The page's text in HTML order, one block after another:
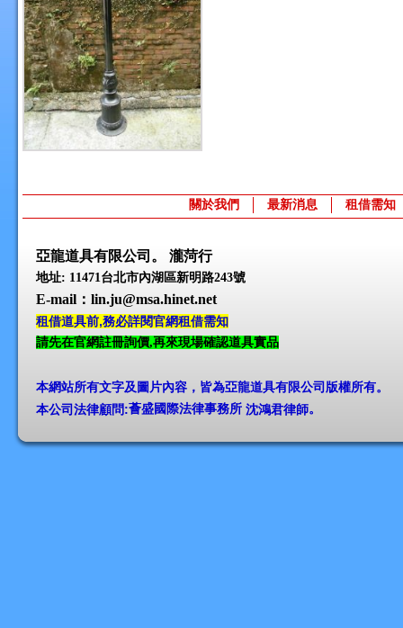
關於我們 最新消息 租借需知
亞龍道具有限公司。 瀧菏行
地址: 11471台北市內湖區新明路243號
E-mail ：lin.ju@msa.hinet.net
租借道具前,務必詳閱官網租借需知
請先在官網註冊詢價,再來現場確認道具實品
本網站所有文字及圖片內容，皆為亞龍道具有限公司版權所有。
本公司法律顧問:薈盛國際法律事務所 沈鴻君律師。